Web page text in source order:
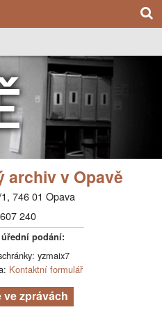
archiv v Opavě
746 01 Opava
240
podání:
yzmaix7
Kontaktní formulář
ve zprávách